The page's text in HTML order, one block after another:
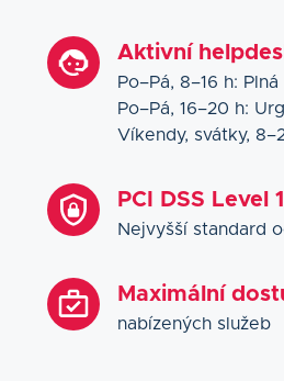
Aktivní
Po–Pá, 8–16 h:
Po–Pá, 16–20 h:
Víkendy, svátky,
PCI DSS Level 1
Nejvyšší standard
Maximální
nabízených služeb